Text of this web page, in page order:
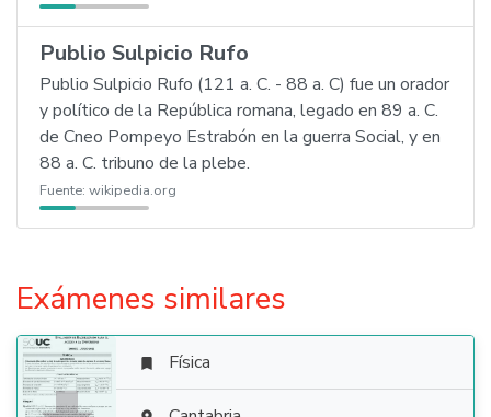
Publio Sulpicio Rufo
Publio Sulpicio Rufo (121 a. C. - 88 a. C) fue un orador
y político de la República romana, legado en 89 a. C.
de Cneo Pompeyo Estrabón en la guerra Social, y en
88 a. C. tribuno de la plebe.
Fuente: wikipedia.org
Exámenes similares
 Física